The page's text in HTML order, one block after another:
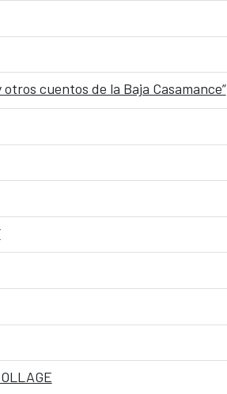
cuentos de la Baja Casamance”